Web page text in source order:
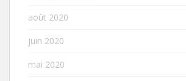
août 2020
juin 2020
mai 2020